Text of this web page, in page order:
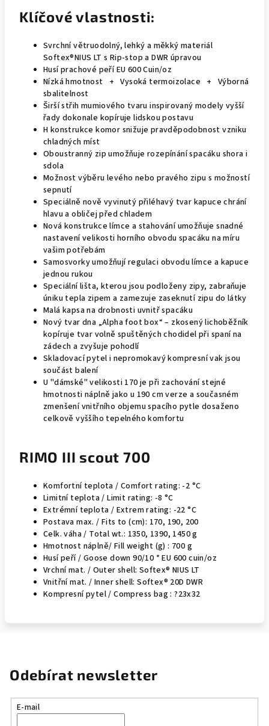
Klíčové vlastnosti:
Svrchní větruodolný, lehký a měkký materiál
Softex®NIUS LT s Rip-stop a DWR úpravou
Husí prachové peří EU 600 Cuin/oz
Nízká hmotnost + Vysoká termoizolace + Výborná
sbalitelnost
Širší střih mumiového tvaru inspirovaný modely vyšší
řady dokonale kopíruje lidskou postavu
H konstrukce komor snižuje pravděpodobnost vzniku
chladných míst
Oboustranný zip umožňuje rozepínání spacáku shora i
sdola
Možnost výběru levého nebo pravého zipu s možností
sepnutí
Speciálně nově vyvinutý přiléhavý tvar kapuce chrání
hlavu a obličej před chladem
Nová konstrukce límce a stahování umožňuje snadné
nastavení velikosti horního obvodu spacáku na míru
vašim potřebám
Samosvorky umožňují regulaci obvodu límce a kapuce
jednou rukou
Speciální lišta, kterou jsou podloženy zipy, zabraňuje
úniku tepla zipem a zamezuje zaseknutí zipu do látky
Malá kapsa na drobnosti uvnitř spacáku
Nový tvar dna „Alpha foot box“ – zkosený lichoběžník
kopíruje tvar volně spuštěných chodidel při spaní na
zádech a zvyšuje pohodlí
Skladovací pytel i nepromokavý kompresní vak jsou
součást balení
U "dámské" velikosti 170 je při zachování stejné
hmotnosti náplně jako u 190 cm verze a současném
zmenšení vnitřního objemu spacího pytle dosaženo
celkově vyššího tepelného komfortu
RIMO III scout 700
Komfortní teplota / Comfort rating: -2 °C
Limitní teplota / Limit rating: -8 °C
Extrémní teplota / Extrem rating: -22 °C
Postava max. / Fits to (cm): 170, 190, 200
Celk. váha / Total wt.: 1350, 1390, 1450 g
Hmotnost náplně/ Fill weight (g) : 700 g
Husí peří / Goose down 90/10 * EU 600 cuin/oz
Vrchní mat. / Outer shell: Softex® NIUS LT
Vnitřní mat. / Inner shell: Softex® 20D DWR
Kompresní pytel / Compress bag : ?23x32
Odebírat newsletter
E-mail